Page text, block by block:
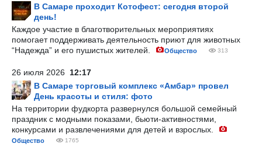
В Самаре проходит Котофест: сегодня второй
день!
Каждое участие в благотворительных мероприятиях
помогает поддерживать деятельность приют для животных
“Надежда” и его пушистых жителей.
Общество 313
26 июля 2026 12:17
В Самаре торговый комплекс «Амбар» провел
День красоты и стиля: фото
На территории фудкорта развернулся большой семейный
праздник с модными показами, бьюти-активностями,
конкурсами и развлечениями для детей и взрослых.
Общество 1765